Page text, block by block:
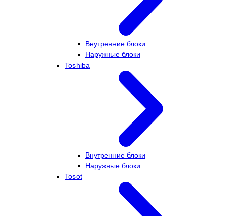
Внутренние блоки
Наружные блоки
Toshiba
Внутренние блоки
Наружные блоки
Tosot